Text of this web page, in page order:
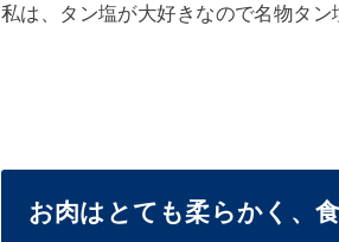
私は、タン塩が大好きなので名物タン
お肉はとても柔らかく、